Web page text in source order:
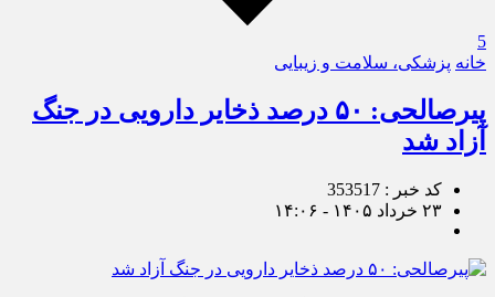
5
خانه پزشکی، سلامت و زیبایی
پیرصالحی: ۵۰ درصد ذخایر دارویی در جنگ
آزاد شد
کد خبر : 353517
۲۳ خرداد ۱۴۰۵ - ۱۴:۰۶